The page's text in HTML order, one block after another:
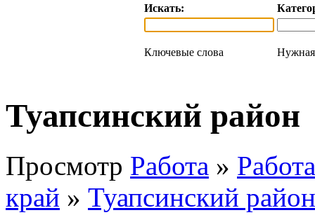
Искать:
Ключевые слова Нужная
Туапсинский район
Просмотр Работа »
край » Туапсинский район